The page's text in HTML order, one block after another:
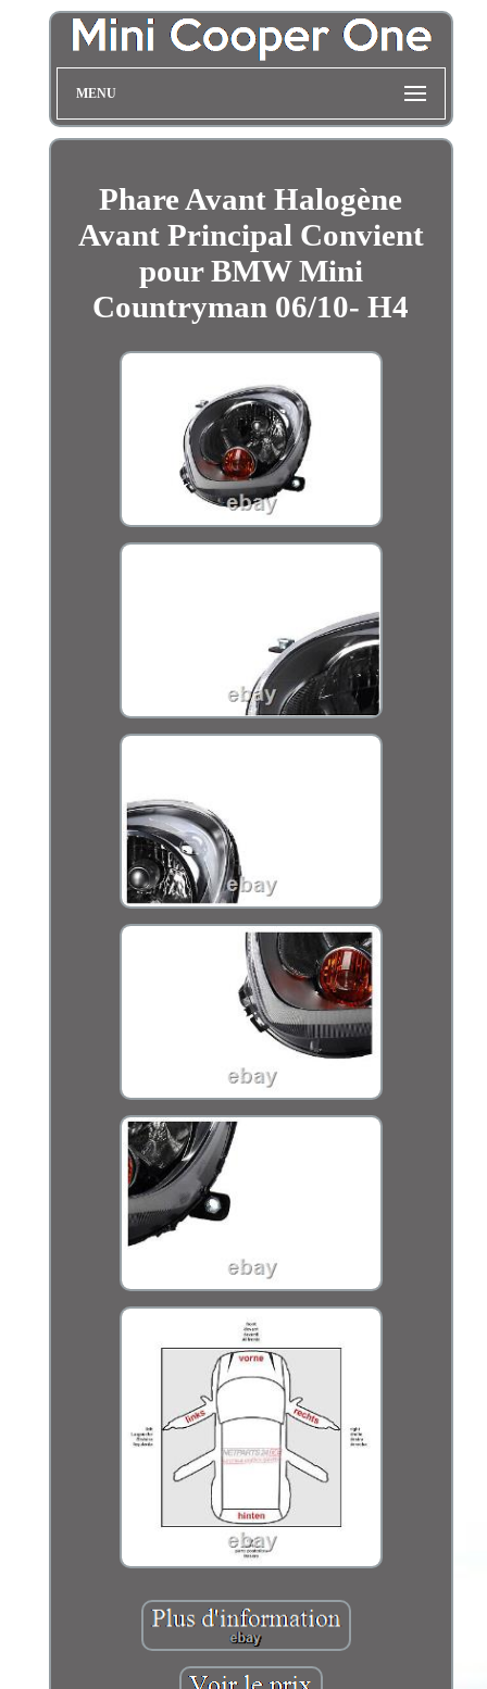
MENU
Phare Avant Halogène
Avant Principal Convient
pour BMW Mini
Countryman 06/10- H4